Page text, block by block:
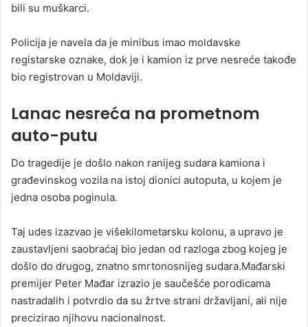
bili su muškarci.
Policija je navela da je minibus imao moldavske
registarske oznake, dok je i kamion iz prve nesreće takođe
bio registrovan u Moldaviji.
Lanac nesreća na prometnom
auto-putu
Do tragedije je došlo nakon ranijeg sudara kamiona i
građevinskog vozila na istoj dionici autoputa, u kojem je
jedna osoba poginula.
Taj udes izazvao je višekilometarsku kolonu, a upravo je
zaustavljeni saobraćaj bio jedan od razloga zbog kojeg je
došlo do drugog, znatno smrtonosnijeg sudara.Mađarski
premijer Peter Mađar izrazio je saučešće porodicama
nastradalih i potvrdio da su žrtve strani državljani, ali nije
precizirao njihovu nacionalnost.